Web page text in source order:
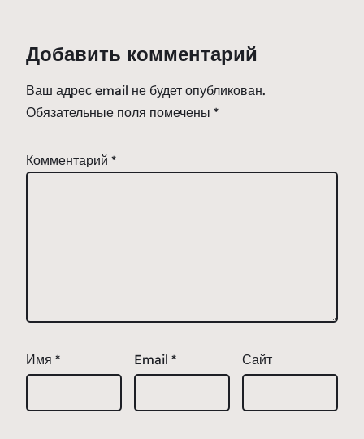
Добавить комментарий
Ваш адрес email не будет опубликован.
Обязательные поля помечены *
Комментарий *
Имя * Email * Сайт